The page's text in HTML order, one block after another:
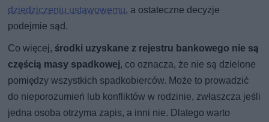
dziedziczeniu ustawowemu, a ostateczne decyzje
podejmie sąd.
Co więcej,środki uzyskane z rejestru bankowego nie są
częścią masy spadkowej, co oznacza, że nie są dzielone
pomiędzy wszystkich spadkobierców. Może to prowadzić
do nieporozumień lub konfliktów w rodzinie, zwłaszcza jeśli
jedna osoba otrzyma zapis, a inni nie. Dlatego warto